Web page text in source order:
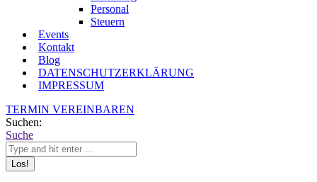
Personal
Steuern
Events
Kontakt
Blog
DATENSCHUTZERKLÄRUNG
IMPRESSUM
TERMIN VEREINBAREN
Suchen:
Suche